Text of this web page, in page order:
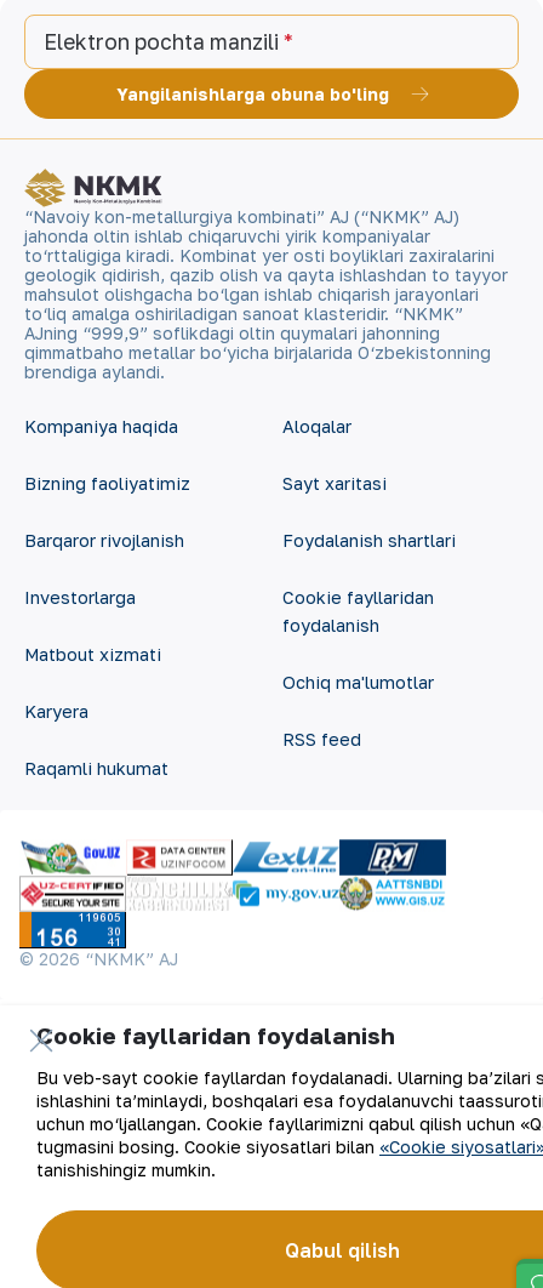
Elektron pochta manzili
Yangilanishlarga obuna bo'ling
“Navoiy kon-metallurgiya kombinati” AJ (“NKMK” AJ)
jahonda oltin ishlab chiqaruvchi yirik kompaniyalar
to‘rttaligiga kiradi. Kombinat yer osti boyliklari zaxiralarini
geologik qidirish, qazib olish va qayta ishlashdan to tayyor
mahsulot olishgacha bo‘lgan ishlab chiqarish jarayonlari
to‘liq amalga oshiriladigan sanoat klasteridir. “NKMK”
AJning “999,9” soflikdagi oltin quymalari jahonning
qimmatbaho metallar bo‘yicha birjalarida O‘zbekistonning
brendiga aylandi.
Kompaniya haqida
Bizning faoliyatimiz
Barqaror rivojlanish
Investorlarga
Matbout xizmati
Karyera
Raqamli hukumat
Aloqalar
Sayt xaritasi
Foydalanish shartlari
Cookie fayllaridan
foydalanish
Ochiq ma'lumotlar
RSS feed
© 2026 “NKMK” AJ
Cookie fayllaridan foydalanish
Bu veb-sayt cookie fayllardan foydalanadi. Ularning ba’zilari
ishlashini ta’minlaydi, boshqalari esa foydalanuvchi
uchun mo‘ljallangan. Cookie fayllarimizni qabul qilish uchun
tugmasini bosing. Cookie siyosatlari bilan «Cookie
tanishishingiz mumkin.
Qabul qilish